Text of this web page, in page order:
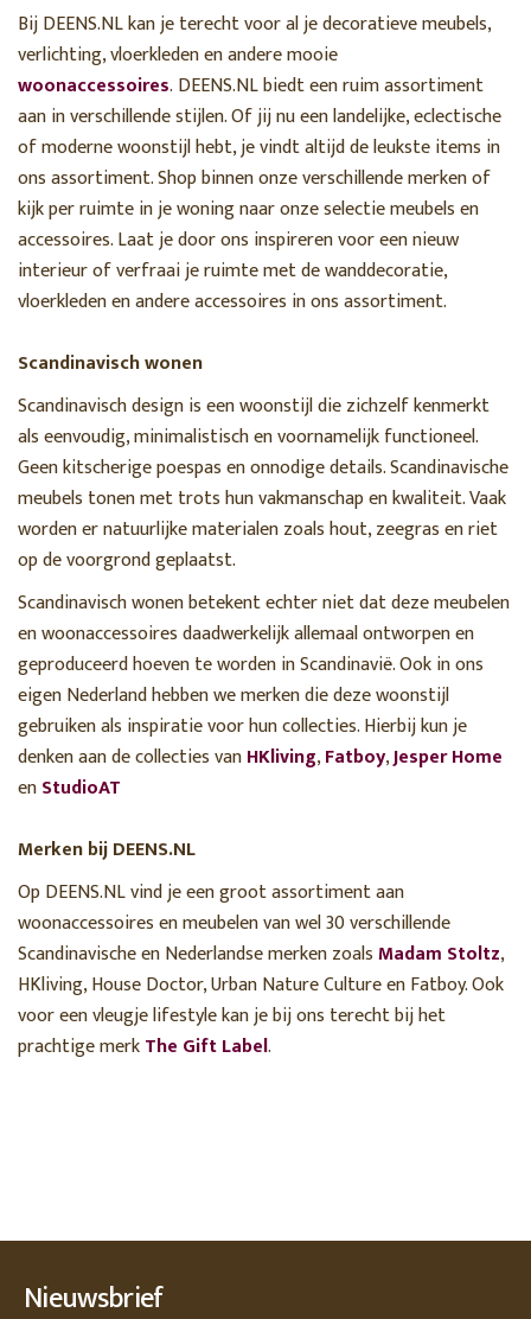
Bij DEENS.NL kan je terecht voor al je decoratieve meubels,
verlichting, vloerkleden en andere mooie
woonaccessoires. DEENS.NL biedt een ruim assortiment
aan in verschillende stijlen. Of jij nu een landelijke, eclectische
of moderne woonstijl hebt, je vindt altijd de leukste items in
ons assortiment. Shop binnen onze verschillende merken of
kijk per ruimte in je woning naar onze selectie meubels en
accessoires. Laat je door ons inspireren voor een nieuw
interieur of verfraai je ruimte met de wanddecoratie,
vloerkleden en andere accessoires in ons assortiment.
Scandinavisch wonen
Scandinavisch design is een woonstijl die zichzelf kenmerkt
als eenvoudig, minimalistisch en voornamelijk functioneel.
Geen kitscherige poespas en onnodige details. Scandinavische
meubels tonen met trots hun vakmanschap en kwaliteit. Vaak
worden er natuurlijke materialen zoals hout, zeegras en riet
op de voorgrond geplaatst.
Scandinavisch wonen betekent echter niet dat deze meubelen
en woonaccessoires daadwerkelijk allemaal ontworpen en
geproduceerd hoeven te worden in Scandinavië. Ook in ons
eigen Nederland hebben we merken die deze woonstijl
gebruiken als inspiratie voor hun collecties. Hierbij kun je
denken aan de collecties vanHKliving,Fatboy,Jesper Home
enStudioAT
Merken bij DEENS.NL
Op DEENS.NL vind je een groot assortiment aan
woonaccessoires en meubelen van wel 30 verschillende
Scandinavische en Nederlandse merken zoalsMadam Stoltz,
HKliving, House Doctor, Urban Nature Culture en Fatboy. Ook
voor een vleugje lifestyle kan je bij ons terecht bij het
prachtige merkThe Gift Label.
Nieuwsbrief